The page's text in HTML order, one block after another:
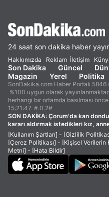
24 saat son dakika haber
Hakkımızda Reklam İletişim
Son Dakika Güncel
Magazin
Yerel Politika
SonDakika.com Haber Portalı 5846
%100 uygun olarak
herhangi bir ortamda basılması
15:21:47. #.0.2#
SON DAKİKA: Çorum'da kan
kararı aldırmak istedikleri kız,
[Kullanım Şartları] - [Gizlilik
[Çerez Politikası] - [Kişisel Verilerin
Metni] - [Hata Bildir]